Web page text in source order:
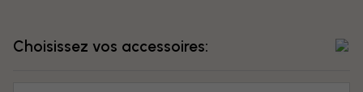
Choisissez vos accessoires: